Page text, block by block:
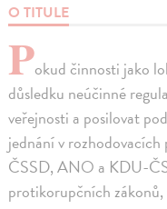
O TITULE
Pokud činnosti jako
důsledku neúčinné
veřejnosti a posilovat
jednání v
ČSSD, ANO a KDU-
protikorupčních